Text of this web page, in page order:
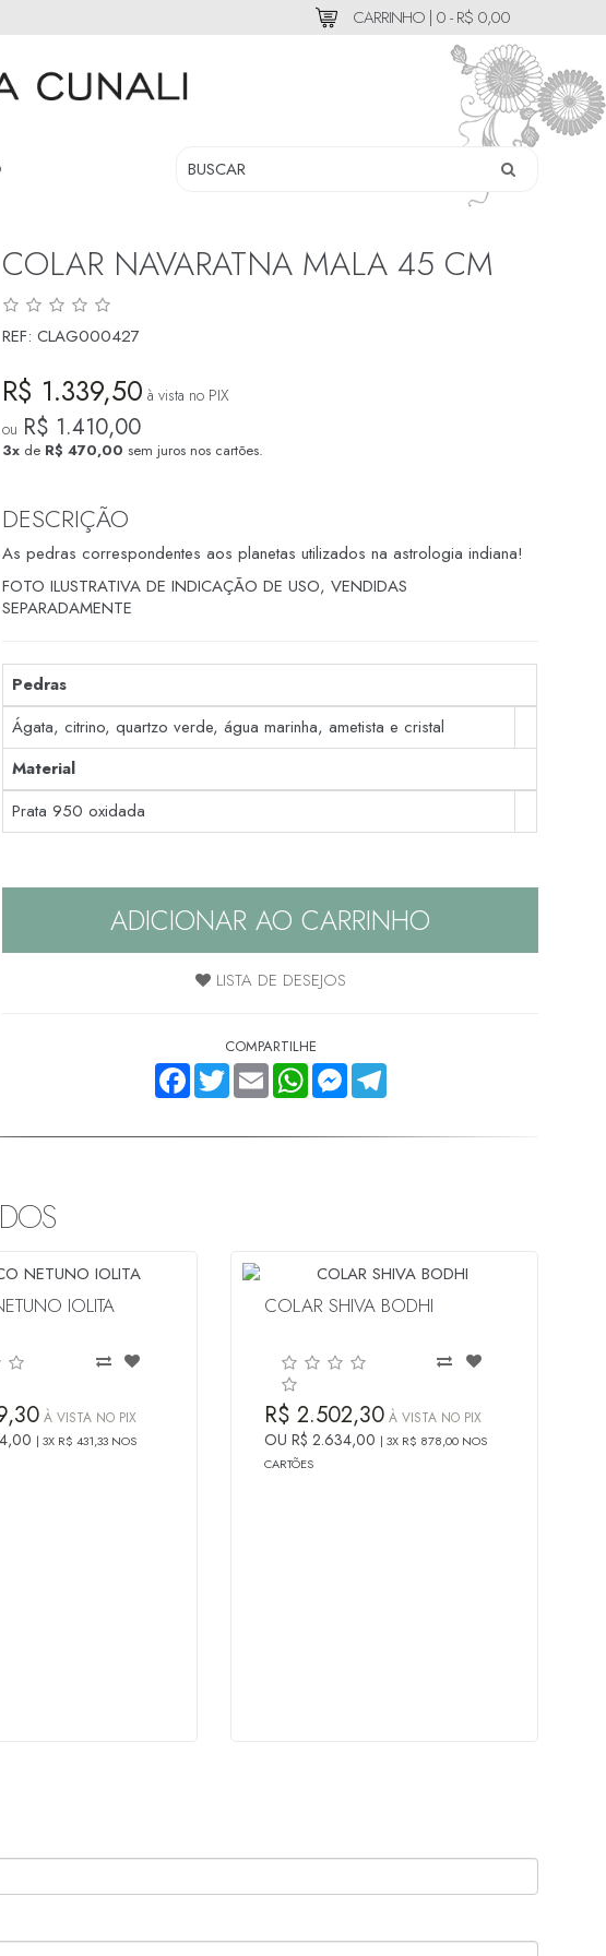
CARRINHO | 0 - R$ 0,00
COLAR NAVARATNA MALA 45 CM
REF:CLAG000427
R$ 1.339,50 à vista no PIX
ou R$ 1.410,00
3x de R$ 470,00 sem juros nos cartões.
DESCRIÇÃO
As pedras correspondentes aos planetas utilizados na astrologia indiana!
FOTO ILUSTRATIVA DE INDICAÇÃO DE USO, VENDIDAS
SEPARADAMENTE
Pedras
Ágata, citrino, quartzo verde, água marinha, ametista e cristal
Material
Prata 950 oxidada
ADICIONAR AO CARRINHO
LISTA DE DESEJOS
COMPARTILHE
FACEBOOKTWITTEREMAIL WHATSAPPMESSENGER
TELEGRAM
IOLITA
À VISTA NO PIX
3X R$ 431,33 NOS
COLAR SHIVA BODHI
R$ 2.502,30À VISTA NO PIX
OU R$ 2.634,00
3X R$ 878,00 NOS
CARTÕES